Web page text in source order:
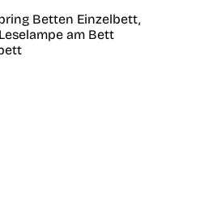
Betten Einzelbett,
am Bett